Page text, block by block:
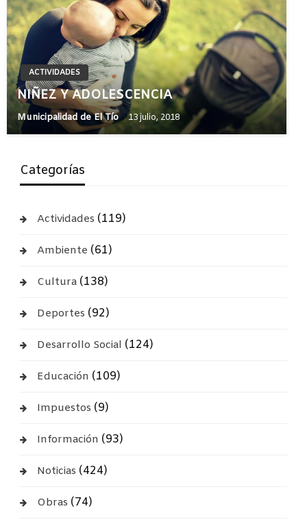
ACTIVIDADES
NIÑEZ Y ADOLESCENCIA
Municipalidad de El Tío 13 julio, 2018
Categorías
Actividades (119)
Ambiente (61)
Cultura(138)
Deportes (92)
Desarrollo Social (124)
Educación (109)
Impuestos (9)
Información (93)
Noticias (424)
Obras (74)